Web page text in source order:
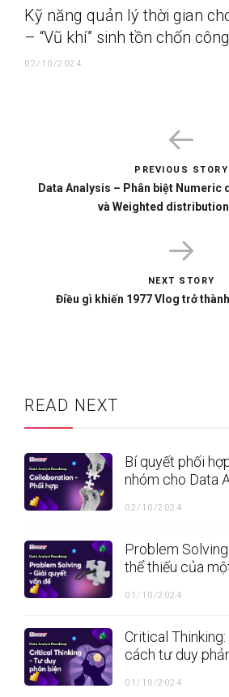
Kỹ năng quản lý thời gian
– “Vũ khí” sinh tồn chốn
02/10/2024
PREVIOUS STORY
Data Analysis – Phân biệt Numeric
và Weighted distribution
NEXT STORY
Điều gì khiến 1977 Vlog trở
READ NEXT
Bí quyết phối
nhóm cho Data
02/10/2024
Problem
thể thiếu của
01/10/2024
Critical
cách tư duy
01/10/2024